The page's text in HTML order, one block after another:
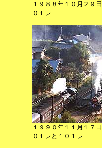
１９８８年１０月２
０１レ
１９９０年１１月１７
０１レと１０１レ